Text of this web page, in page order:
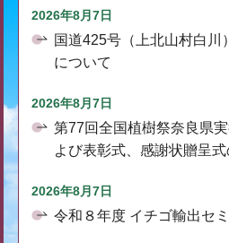
2026年8月7日
国道425号（上北山村白川
について
2026年8月7日
第77回全国植樹祭奈良県
よび表彰式、感謝状贈呈
2026年8月7日
令和８年度 イチゴ輸出セ